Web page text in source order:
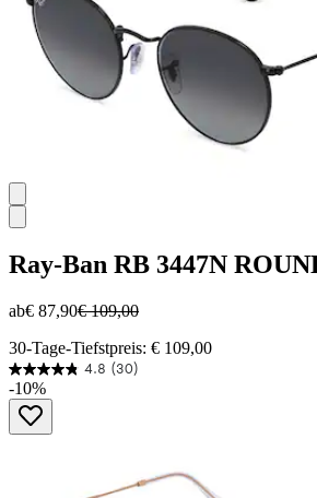
Ray-Ban RB 3447N
ab€ 87,90€ 109,00
30-Tage-Tiefstpreis: € 109,00
4.8 (30)
4.8
von
Sternen.
-10%